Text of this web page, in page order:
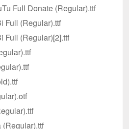
Full Donate (Regular).ttf
Full (Regular).ttf
Full (Regular)[2].ttf
(Regular).ttf